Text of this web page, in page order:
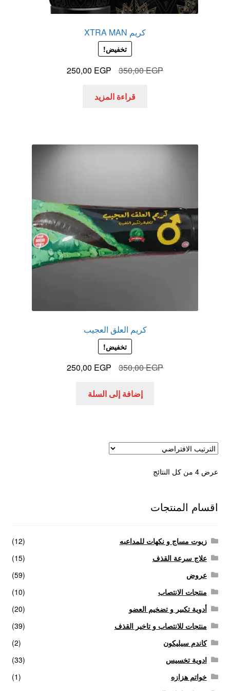
كريم XTRA MAN
تخفيض!
350,00EGP
السعر
هو:
250,00 EGP
السعر
قراءة المزيد
كريم العلق العجيب
تخفيض!
350,00EGP
السعر
هو:
250,00 EGP
السعر
إضافة إلى السلة
عرض ⁦4⁩ من كل النتائج
اقسام المنتجات
زيوت مساج و نكهات للمداعبه
(12)
علاج سرعة القذف
(15)
عروض
(59)
منتجات الانتصاب
(10)
أدوية تكبير و تضخيم العضو
(20)
منتجات للانتصاب و تاخير القذف
(39)
كاندم سيليكون
(2)
ادوية تخسيس
(33)
خواتم هزازه
(1)